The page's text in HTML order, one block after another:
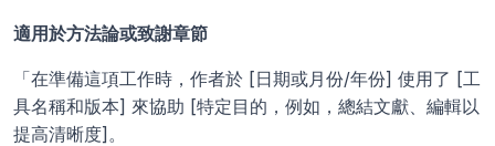
適用於方法論或致謝章節
「在準備這項工作時，作者於 [日期或月份/年份] 使用了 [工
具名稱和版本] 來協助 [特定目的，例如，總結文獻、編輯以
提高清晰度]。